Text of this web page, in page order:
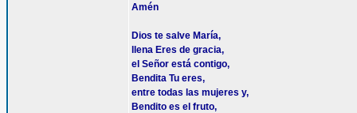
Amén
Dios te salve María,
llena Eres de gracia,
el Señor está contigo,
Bendita Tu eres,
entre todas las mujeres y,
Bendito es el fruto,